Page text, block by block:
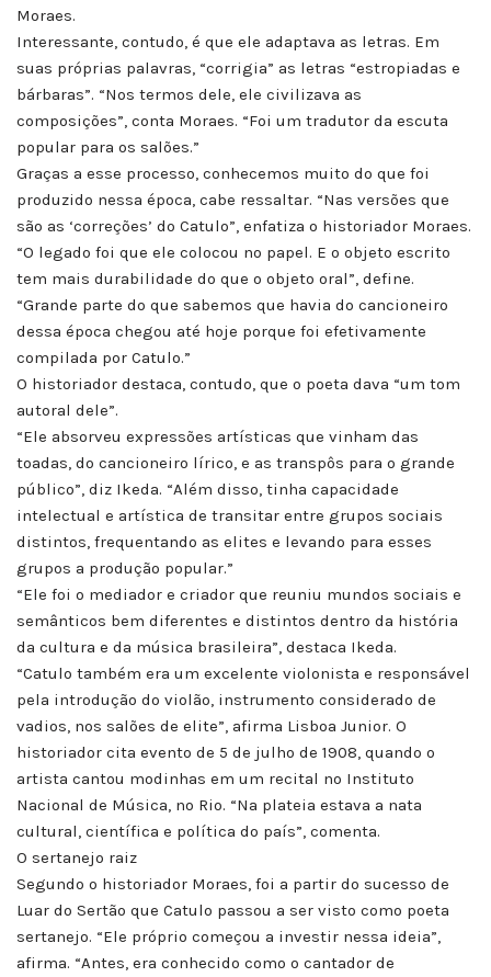
Moraes.
Interessante, contudo, é que ele adaptava as letras. Em
suas próprias palavras, “corrigia” as letras “estropiadas e
bárbaras”. “Nos termos dele, ele civilizava as
composições”, conta Moraes. “Foi um tradutor da escuta
popular para os salões.”
Graças a esse processo, conhecemos muito do que foi
produzido nessa época, cabe ressaltar. “Nas versões que
são as ‘correções’ do Catulo”, enfatiza o historiador Moraes.
“O legado foi que ele colocou no papel. E o objeto escrito
tem mais durabilidade do que o objeto oral”, define.
“Grande parte do que sabemos que havia do cancioneiro
dessa época chegou até hoje porque foi efetivamente
compilada por Catulo.”
O historiador destaca, contudo, que o poeta dava “um tom
autoral dele”.
“Ele absorveu expressões artísticas que vinham das
toadas, do cancioneiro lírico, e as transpôs para o grande
público”, diz Ikeda. “Além disso, tinha capacidade
intelectual e artística de transitar entre grupos sociais
distintos, frequentando as elites e levando para esses
grupos a produção popular.”
“Ele foi o mediador e criador que reuniu mundos sociais e
semânticos bem diferentes e distintos dentro da história
da cultura e da música brasileira”, destaca Ikeda.
“Catulo também era um excelente violonista e responsável
pela introdução do violão, instrumento considerado de
vadios, nos salões de elite”, afirma Lisboa Junior. O
historiador cita evento de 5 de julho de 1908, quando o
artista cantou modinhas em um recital no Instituto
Nacional de Música, no Rio. “Na plateia estava a nata
cultural, científica e política do país”, comenta.
O sertanejo raiz
Segundo o historiador Moraes, foi a partir do sucesso de
Luar do Sertão que Catulo passou a ser visto como poeta
sertanejo. “Ele próprio começou a investir nessa ideia”,
afirma. “Antes, era conhecido como o cantador de